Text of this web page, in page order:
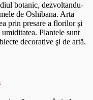
botanic, dezvoltandu-
de Oshibana. Arta
prin presare a florilor şi
Plantele sunt
decorative şi de artă.